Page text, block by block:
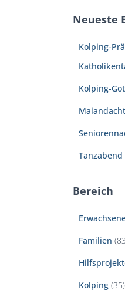
n
Neueste
Kolping-
Kolping-
Maiandacht
Bereich
Familien
Kolping(35)